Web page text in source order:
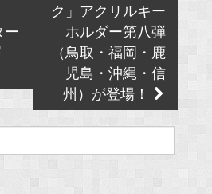
ー
ク」アクリルキー
ホルダー第八弾
（鳥取・福岡・鹿
児島・沖縄・信
州）が登場！